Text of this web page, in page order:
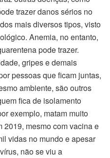
trazer danos sérios no
mais diversos tipos, visto
Anemia, no entanto,
pode trazer.
gripes e demais
pessoas que ficam juntas,
ambiente, são outros
fica de isolamento
exemplo, matam muito
2019, mesmo com vacina e
vidas no mundo e apesar
não se viu a